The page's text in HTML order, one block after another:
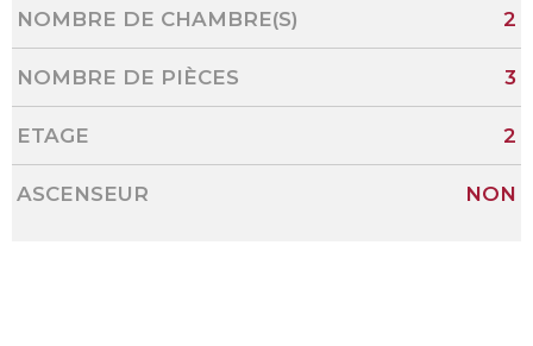
NOMBRE DE CHAMBRE(S) 2
NOMBRE DE PIÈCES 3
ETAGE 2
ASCENSEUR NON